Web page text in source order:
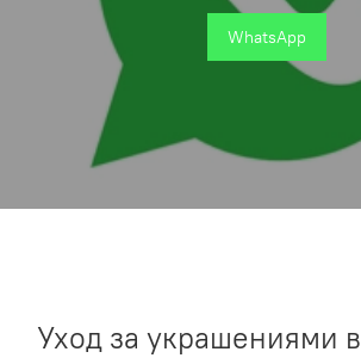
WhatsApp
Уход за украшениями в